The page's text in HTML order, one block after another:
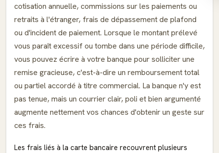
cotisation annuelle, commissions sur les paiements ou
retraits à l'étranger, frais de dépassement de plafond
ou d'incident de paiement. Lorsque le montant prélevé
vous paraît excessif ou tombe dans une période difficile,
vous pouvez écrire à votre banque pour solliciter une
remise gracieuse, c'est-à-dire un remboursement total
ou partiel accordé à titre commercial. La banque n'y est
pas tenue, mais un courrier clair, poli et bien argumenté
augmente nettement vos chances d'obtenir un geste sur
ces frais.
Les frais liés à la carte bancaire recouvrent plusieurs